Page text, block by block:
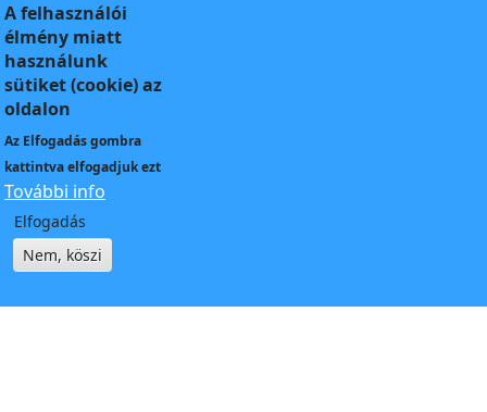
A felhasználói
élmény miatt
használunk
sütiket (cookie) az
oldalon
Az Elfogadásgombra
kattintva elfogadjuk ezt
További info
Elfogadás
Nem, köszi